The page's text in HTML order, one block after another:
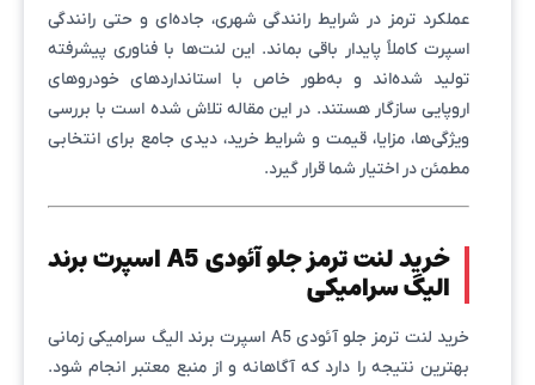
عملکرد ترمز در شرایط رانندگی شهری، جاده‌ای و حتی رانندگی
اسپرت کاملاً پایدار باقی بماند. این لنت‌ها با فناوری پیشرفته
تولید شده‌اند و به‌طور خاص با استانداردهای خودروهای
اروپایی سازگار هستند. در این مقاله تلاش شده است با بررسی
ویژگی‌ها، مزایا، قیمت و شرایط خرید، دیدی جامع برای انتخابی
مطمئن در اختیار شما قرار گیرد.
خرید لنت ترمز جلو آئودی A5 اسپرت برند
الیگ سرامیکی
خرید لنت ترمز جلو آئودی A5 اسپرت برند الیگ سرامیکی زمانی
بهترین نتیجه را دارد که آگاهانه و از منبع معتبر انجام شود.